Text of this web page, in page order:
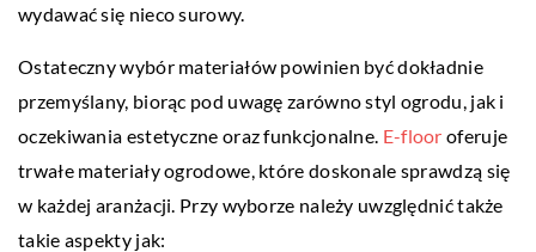
wydawać się nieco surowy.
Ostateczny wybór materiałów powinien być dokładnie
przemyślany, biorąc pod uwagę zarówno styl ogrodu, jak i
oczekiwania estetyczne oraz funkcjonalne. E-floor oferuje
trwałe materiały ogrodowe, które doskonale sprawdzą się
w każdej aranżacji. Przy wyborze należy uwzględnić także
takie aspekty jak: